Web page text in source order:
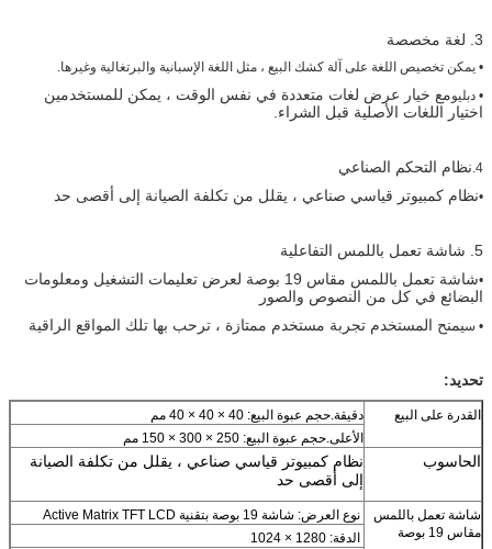
إرسال
3. لغة مخصصة
• يمكن تخصيص اللغة على آلة كشك البيع ، مثل اللغة الإسبانية والبرتغالية وغيرها.
• دبليومع خيار عرض لغات متعددة في نفس الوقت ، يمكن للمستخدمين
اختيار اللغات الأصلية قبل الشراء.
4. نظام التحكم الصناعي
•نظام كمبيوتر قياسي صناعي ، يقلل من تكلفة الصيانة إلى أقصى حد
5. شاشة تعمل باللمس التفاعلية
•
شاشة تعمل باللمس مقاس 19 بوصة لعرض تعليمات التشغيل ومعلومات
البضائع في كل من النصوص والصور
• سيمنح المستخدم تجربة مستخدم ممتازة ، ترحب بها تلك المواقع الراقية
تحديد:
القدرة على البيع
دقيقة.حجم عبوة البيع: 40 × 40 × 40 مم
الأعلى.حجم عبوة البيع: 250 × 300 × 150 مم
الحاسوب
نظام كمبيوتر قياسي صناعي ، يقلل من تكلفة الصيانة
إلى أقصى حد
شاشة تعمل باللمس
مقاس 19 بوصة
نوع العرض: شاشة 19 بوصة بتقنية Active Matrix TFT LCD
الدقة: 1280 × 1024